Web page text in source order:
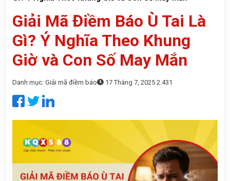
SỔ
KẾT
QUẢ
TRUYỀN
THỐNG
TRA
CỨU
KẾT
QUẢ
PHÂN
TÍCH
XỔ
SỐ
Giải Mã Điềm Báo Ù Tai Là
Gì? Ý Nghĩa Theo Khung
Giờ và Con Số May Mắn
Danh mục: Giải mã điềm báo 17 Tháng 7, 2025 2.431